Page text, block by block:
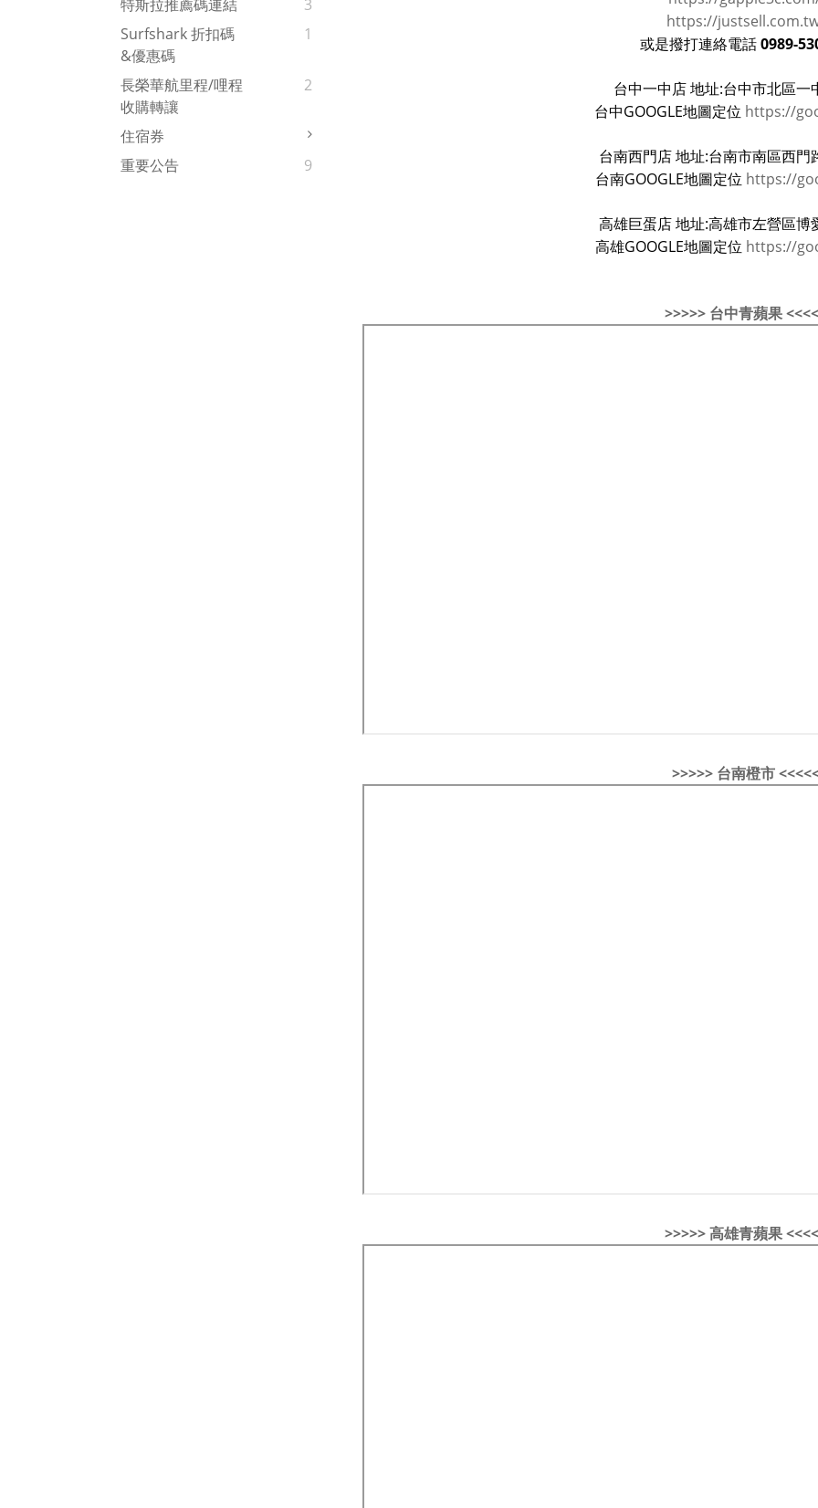
特斯拉推薦碼連結
3
Surfshark 折扣碼
&優惠碼
1
長榮華航里程/哩程
收購轉讓
2
住宿券
重要公告
9
https://
或是撥打連絡電話 0989-
台中一中店 地址:台中市北區一
台中GOOGLE地圖定位 https://
台南西門店 地址:台南市南區西門
台南GOOGLE地圖定位 https://
高雄巨蛋店 地址:高雄市左營區博
高雄GOOGLE地圖定位 https://
>>>>> 台中青蘋果
>>>>> 台南橙市
>>>>> 高雄青蘋果